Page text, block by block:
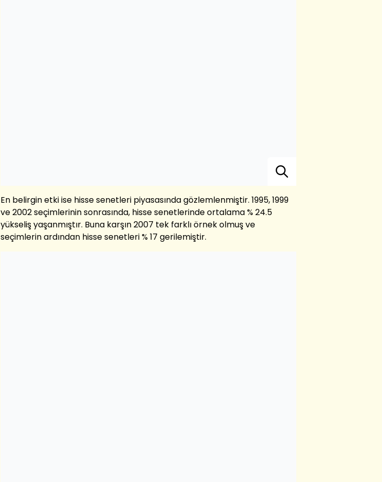
En belirgin etki ise hisse senetleri piyasasında gözlemlenmiştir. 1995, 1999
ve 2002 seçimlerinin sonrasında, hisse senetlerinde ortalama % 24.5
yükseliş yaşanmıştır. Buna karşın 2007 tek farklı örnek olmuş ve
seçimlerin ardından hisse senetleri % 17 gerilemiştir.